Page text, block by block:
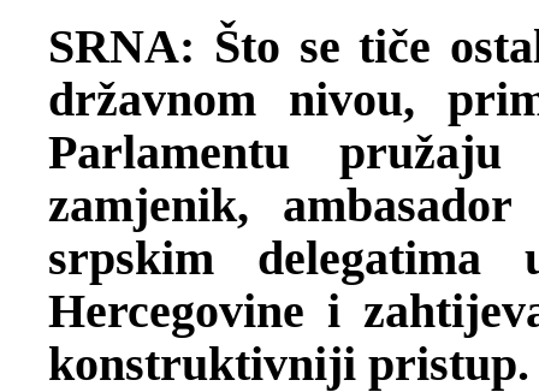
SRNA: Što se tiče
državnom nivou,
Parlamentu
zamjenik,
srpskim
Hercegovine i
konstruktivniji pristup.